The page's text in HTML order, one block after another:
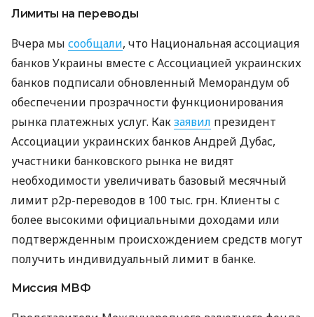
Лимиты на переводы
Вчера мы сообщали, что Национальная ассоциация
банков Украины вместе с Ассоциацией украинских
банков подписали обновленный Меморандум об
обеспечении прозрачности функционирования
рынка платежных услуг. Какзаявил президент
Ассоциации украинских банков Андрей Дубас,
участники банковского рынка не видят
необходимости увеличивать базовый месячный
лимит p2p-переводов в 100 тыс. грн. Клиенты с
более высокими официальными доходами или
подтвержденным происхождением средств могут
получить индивидуальный лимит в банке.
Миссия МВФ